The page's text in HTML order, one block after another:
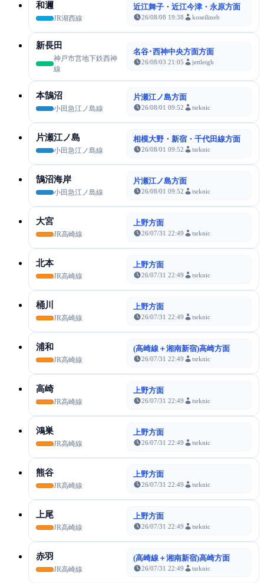
和邇
JR湖西線
近江舞子・近江今津・永原方面
26/08/08 19:38 koseilineb
新長田
神戸市営地下鉄西神
線
名谷･西神中央方面方面
26/08/03 21:05 jettleigh
本鵠沼
小田急江ノ島線
片瀬江ノ島方面
26/08/01 09:52 tsrknic
片瀬江ノ島
小田急江ノ島線
相模大野・新宿・千代田線方面
26/08/01 09:52 tsrknic
鵠沼海岸
小田急江ノ島線
片瀬江ノ島方面
26/08/01 09:52 tsrknic
大宮
JR高崎線
上野方面
26/07/31 22:49 tsrknic
北本
JR高崎線
上野方面
26/07/31 22:49 tsrknic
桶川
JR高崎線
上野方面
26/07/31 22:49 tsrknic
浦和
JR高崎線
(高崎線＋湘南新宿)高崎方面
26/07/31 22:49 tsrknic
高崎
JR高崎線
上野方面
26/07/31 22:49 tsrknic
鴻巣
JR高崎線
上野方面
26/07/31 22:49 tsrknic
熊谷
JR高崎線
上野方面
26/07/31 22:49 tsrknic
上尾
JR高崎線
上野方面
26/07/31 22:49 tsrknic
赤羽
JR高崎線
(高崎線＋湘南新宿)高崎方面
26/07/31 22:49 tsrknic